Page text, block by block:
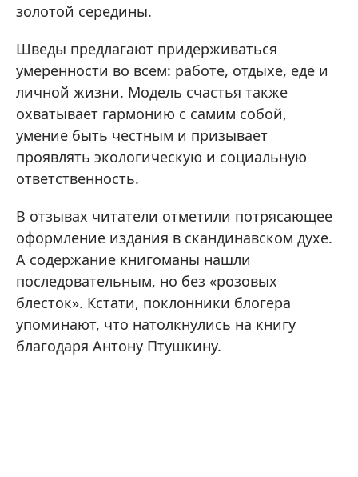
золотой середины.
Шведы предлагают придерживаться
умеренности во всем: работе, отдыхе, еде и
личной жизни. Модель счастья также
охватывает гармонию с самим собой,
умение быть честным и призывает
проявлять экологическую и социальную
ответственность.
В отзывах читатели отметили потрясающее
оформление издания в скандинавском духе.
А содержание книгоманы нашли
последовательным, но без «розовых
блесток». Кстати, поклонники блогера
упоминают, что натолкнулись на книгу
благодаря Антону Птушкину.